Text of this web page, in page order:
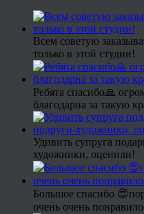
Всем советую
только в этой студии!
Ребята спасибо🙏
благодарна за такую
Удивить супруга
художники, оценили!
Большое спасибо
очень очень